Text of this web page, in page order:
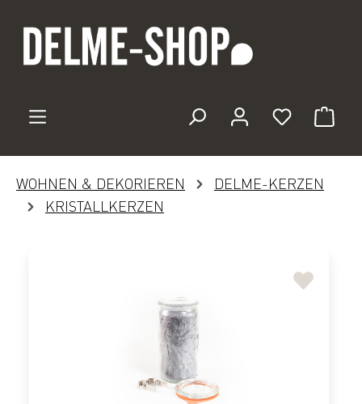
Du hast 0
WOHNEN & DEKORIEREN
DELME-KERZEN
KRISTALLKERZEN